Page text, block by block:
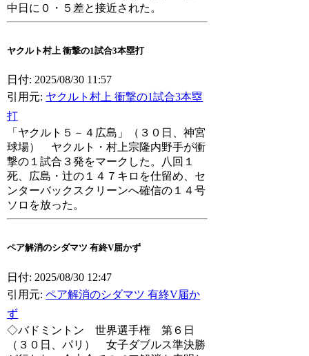
中日に０・５差と接近された。
ヤクルト村上 衝撃の1試合3本塁打
日付: 2025/08/30 11:57
引用元: ヤクルト村上 衝撃の1試合3本塁
打
「ヤクルト５－４広島」（３０日、神宮
球場） ヤクルト・村上宗隆内野手が衝
撃の１試合３発をマークした。八回１
死、広島・辻の１４７キロを仕留め、セ
ンターバックスクリーンへ確信の１４号
ソロを放った。
ペア解消のシダマツ 有終V届かず
日付: 2025/08/30 12:47
引用元:ペア解消のシダマツ 有終V届か
ず
◇バドミントン 世界選手権 第６日
（３０日、パリ） 女子ダブルス準決勝